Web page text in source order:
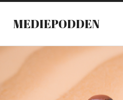
MEDIEPODDEN